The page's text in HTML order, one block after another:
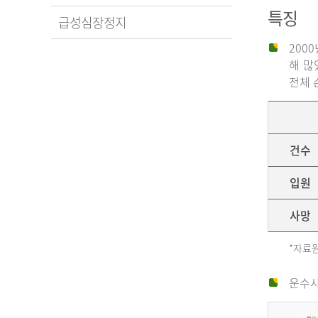
급성심장정지
특징
2000
해 많
전체
건수
입원
사망
*자료
운수